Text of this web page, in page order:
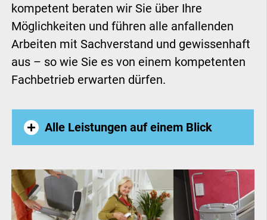
kompetent beraten wir Sie über Ihre
Möglichkeiten und führen alle anfallenden
Arbeiten mit Sachverstand und gewissenhaft
aus – so wie Sie es von einem kompetenten
Fachbetrieb erwarten dürfen.
Alle Leistungen auf einem Blick
Außenlift
Homelift